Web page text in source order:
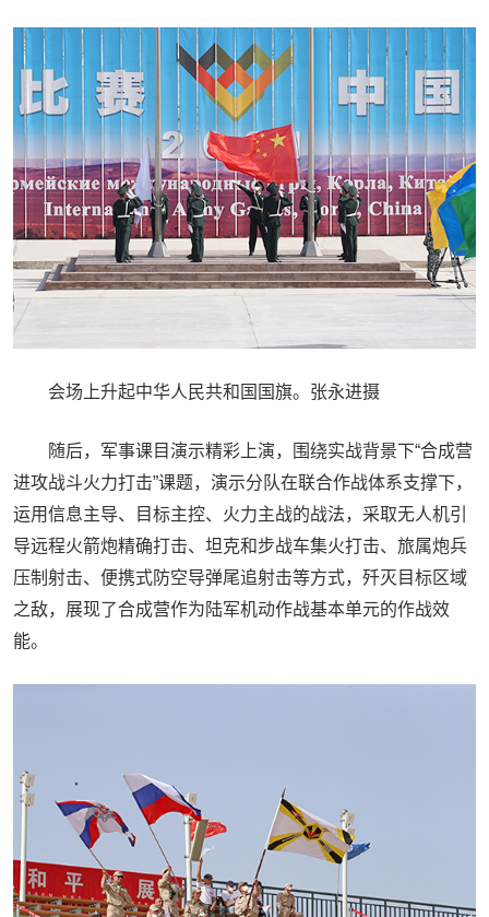
会场上升起中华人民共和国国旗。张永进摄
随后，军事课目演示精彩上演，围绕实战背景下“合成营
进攻战斗火力打击”课题，演示分队在联合作战体系支撑下，
运用信息主导、目标主控、火力主战的战法，采取无人机引
导远程火箭炮精确打击、坦克和步战车集火打击、旅属炮兵
压制射击、便携式防空导弹尾追射击等方式，歼灭目标区域
之敌，展现了合成营作为陆军机动作战基本单元的作战效
能。